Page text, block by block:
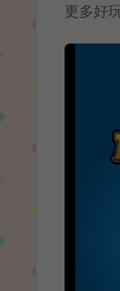
更多好